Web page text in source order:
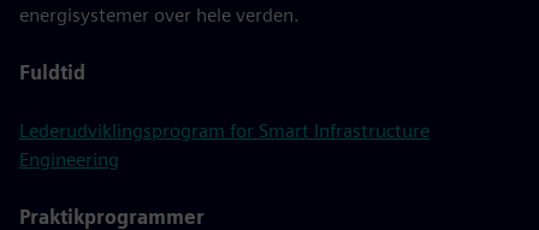
energisystemer over hele verden.
Fuldtid
Lederudviklingsprogram for Smart Infrastructure
Engineering
Praktikprogrammer